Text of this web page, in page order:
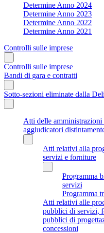
Determine Anno 2024
Determine Anno 2023
Determine Anno 2022
Determine Anno 2021
Controlli sulle imprese
Controlli sulle imprese
Bandi di gara e contratti
Sotto-sezioni eliminate dalla
Atti delle
aggiudicatori
Atti relativi alla
servizi e forniture
Programma
servizi
Programma
Atti relativi alle
pubblici di servizi,
pubblici di
concessioni